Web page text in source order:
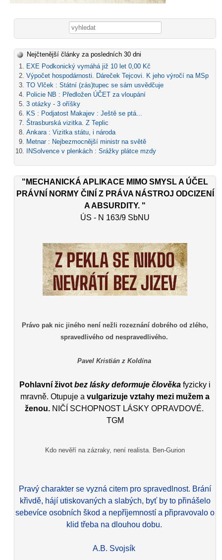
Vyhledávání
Nejčtenější články za posledních 30 dni
EXE Podkonický vymáhá již 10 let 0,00 Kč
Výpočet hospodárnosti. Dáreček Tejcovi. K jeho výročí na MSp
TO Vlček : Státní (zás)tupec se sám usvědčuje
Policie NB : Předložen ÚČET za vloupání
3 otázky - 3 oříšky
KS : Podjatost Makajev : Ještě se ptá...
Štrasburská vizitka. Z Teplic
Ankara : Vizitka státu, i národa
Metnar : Nejbezmocnější ministr na světě
INSolvence v plenkách : Srážky plátce mzdy
"MECHANICKÁ APLIKACE MIMO SMYSL A ÚČEL
PRÁVNÍ NORMY ČINÍ Z PRÁVA NÁSTROJ ODCIZENÍ
A ABSURDITY. "
ÚS - N 163/9 SbNU
Právo pak nic jiného není nežli rozeznání dobrého od zlého,
spravedlivého od nespravedlivého.
Pavel Kristián z Koldína
Pohlavní život bez lásky deformuje člověka fyzicky i
mravně. Otupuje avulgarizuje vztahy mezi mužem a
ženou. NIČÍ SCHOPNOST LÁSKY OPRAVDOVÉ.
TGM
Kdo nevěří na zázraky, není realista. Ben-Gurion
Pravý charakter se vyzná citem pro spravedlnost. Brání
křivdě, hájí utiskovaných a slabých, byť by to přinášelo
sebevíce osobních škod a nepříjemností a připravovalo o
klid třeba na dlouhou dobu.
A.B. Svojsík